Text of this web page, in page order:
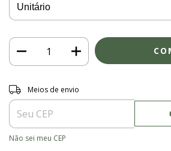
Entregas para o CEP:
Meios de envio
Não sei meu CEP